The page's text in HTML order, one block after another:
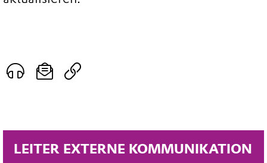
LEITER EXTERNE KOMMUNIKATION